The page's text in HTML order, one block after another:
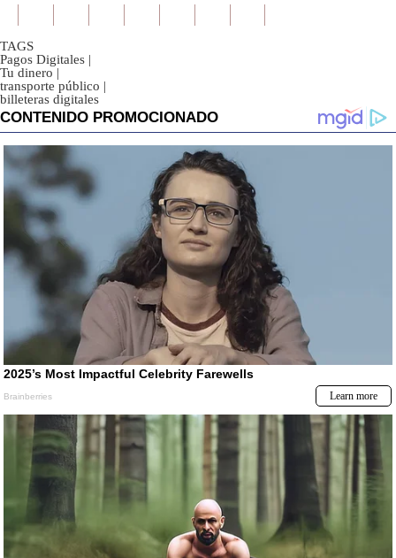
TAGS
Pagos Digitales |
Tu dinero |
transporte público |
billeteras digitales